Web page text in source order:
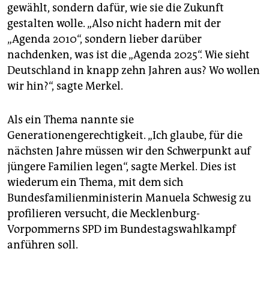
gewählt, sondern dafür, wie sie die Zukunft
gestalten wolle. „Also nicht hadern mit der
„Agenda 2010“, sondern lieber darüber
nachdenken, was ist die „Agenda 2025“. Wie sieht
Deutschland in knapp zehn Jahren aus? Wo wollen
wir hin?“, sagte Merkel.
Als ein Thema nannte sie
Generationengerechtigkeit. „Ich glaube, für die
nächsten Jahre müssen wir den Schwerpunkt auf
jüngere Familien legen“, sagte Merkel. Dies ist
wiederum ein Thema, mit dem sich
Bundesfamilienministerin Manuela Schwesig zu
profilieren versucht, die Mecklenburg-
Vorpommerns SPD im Bundestagswahlkampf
anführen soll.